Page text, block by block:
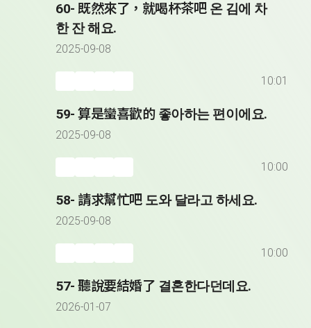
60- 既然來了，就喝杯茶吧 온 김에 차
한 잔 해요.
2025-09-08
10:01
59- 算是蠻喜歡的 좋아하는 편이에요.
2025-09-08
10:00
58- 請求幫忙吧 도와 달라고 하세요.
2025-09-08
10:00
57- 聽說要結婚了 결혼한다던데요.
2026-01-07